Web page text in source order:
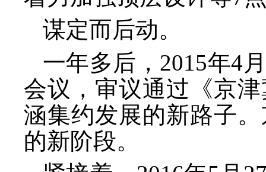
谋定而后动。
一年多后， 2015年4
会议，审议通过《京
涵集约发展的新路子
的新阶段。